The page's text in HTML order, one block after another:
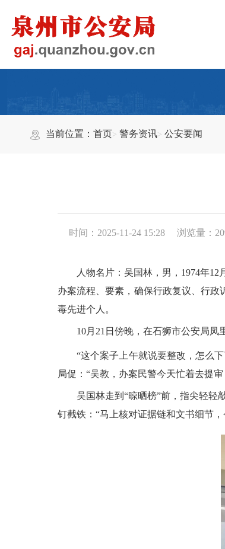
当前位置：首页 警务资讯 公安要闻
时间：2025-11-24 15:28 浏览量：
人物名片：吴国林，男，1974年12月
办案流程、要素，确保行政复议、行
毒先进个人。
10月21日傍晚，在石狮市公安局凤里
“这个案子上午就说要整改，怎么下
局促：“吴教，办案民警今天忙着去提
吴国林走到“晾晒榜”前，指尖轻轻敲
钉截铁：“马上核对证据链和文书细节